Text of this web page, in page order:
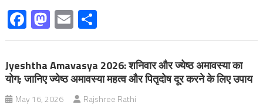
Facebook
Mastodon
EmailShare
Jyeshtha Amavasya 2026: शनिवार और ज्येष्ठ अमावस्या का
योग; जानिए ज्येष्ठ अमावस्या महत्व और पितृदोष दूर करने के लिए उपाय
May 16, 2026 Rajshree Rathi